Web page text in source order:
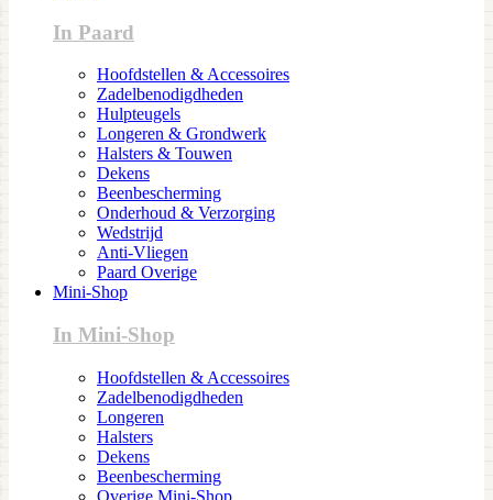
In Paard
Hoofdstellen & Accessoires
Zadelbenodigdheden
Hulpteugels
Longeren & Grondwerk
Halsters & Touwen
Dekens
Beenbescherming
Onderhoud & Verzorging
Wedstrijd
Anti-Vliegen
Paard Overige
Mini-Shop
In Mini-Shop
Hoofdstellen & Accessoires
Zadelbenodigdheden
Longeren
Halsters
Dekens
Beenbescherming
Overige Mini-Shop